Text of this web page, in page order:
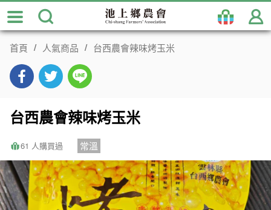
跳
到
主
首頁 人氣商品 台西農會辣味烤玉米
台西農會辣味烤玉米
61 人購買過 常溫